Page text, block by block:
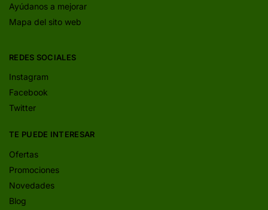
Ayúdanos a mejorar
Mapa del sito web
REDES SOCIALES
Instagram
Facebook
Twitter
TE PUEDE INTERESAR
Ofertas
Promociones
Novedades
Blog